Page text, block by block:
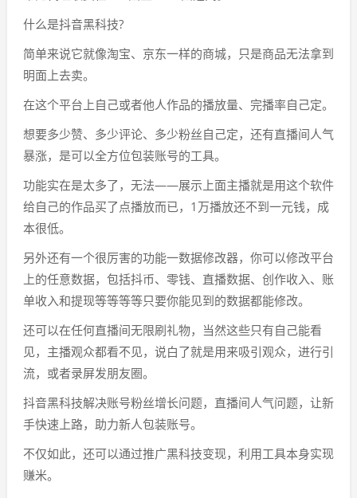
什么是抖音黑科技?
简单来说它就像淘宝、京东一样的商城，只是商品无法拿到
明面上去卖。
在这个平台上自己或者他人作品的播放量、完播率自己定。
想要多少赞、多少评论、多少粉丝自己定，还有直播间人气
暴涨，是可以全方位包装账号的工具。
功能实在是太多了，无法——展示上面主播就是用这个软件
给自己的作品买了点播放而已，1万播放还不到一元钱，成
本很低。
另外还有一个很厉害的功能一数据修改器，你可以修改平台
上的任意数据，包括抖币、零钱、直播数据、创作收入、账
单收入和提现等等等等只要你能见到的数据都能修改。
还可以在任何直播间无限刷礼物，当然这些只有自己能看
见，主播观众都看不见，说白了就是用来吸引观众，进行引
流，或者录屏发朋友圈。
抖音黑科技解决账号粉丝增长问题，直播间人气问题，让新
手快速上路，助力新人包装账号。
不仅如此，还可以通过推广黑科技变现，利用工具本身实现
赚米。